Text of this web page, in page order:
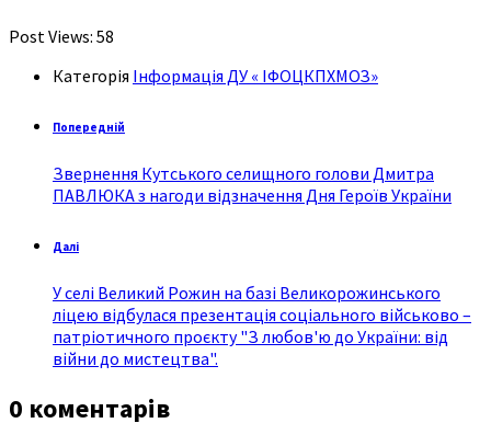
Post Views: 58
Категорія Інформація ДУ « ІФОЦКПХМОЗ»
Попередній
Звернення Кутського селищного голови Дмитра
ПАВЛЮКА з нагоди відзначення Дня Героїв України
Далі
У селі Великий Рожин на базі Великорожинського
ліцею відбулася презентація соціального військово –
патріотичного проєкту "З любов'ю до України: від
війни до мистецтва".
0 коментарів